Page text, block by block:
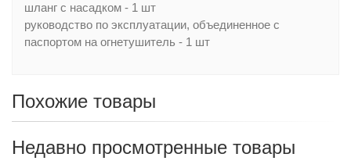
шланг с насадком - 1 шт
руководство по эксплуатации, объединенное с
паспортом на огнетушитель - 1 шт
Похожие товары
Недавно просмотренные товары